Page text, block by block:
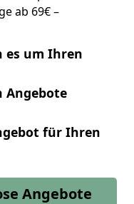
ab 69€ –
es um Ihren
Angebote
für Ihren
Angebote